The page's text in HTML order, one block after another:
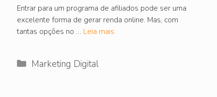
Entrar para um programa de afiliados pode ser uma
excelente forma de gerar renda online. Mas, com
tantas opções no … Leia mais
Categorias
Marketing Digital